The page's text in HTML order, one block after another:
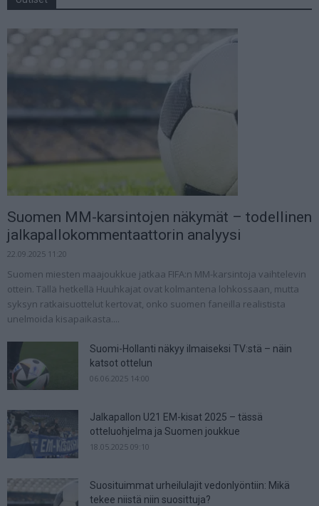
Suomen MM-karsintojen näkymät – todellinen
jalkapallokommentaattorin analyysi
22.09.2025 11:20
Suomen miesten maajoukkue jatkaa FIFA:n MM-karsintoja vaihtelevin
ottein. Tällä hetkellä Huuhkajat ovat kolmantena lohkossaan, mutta
syksyn ratkaisuottelut kertovat, onko suomen faneilla realistista
unelmoida kisapaikasta....
Suomi-Hollanti näkyy ilmaiseksi TV:stä – näin
katsot ottelun
06.06.2025 14:00
Jalkapallon U21 EM-kisat 2025 – tässä
otteluohjelma ja Suomen joukkue
18.05.2025 09:10
Suosituimmat urheilulajit vedonlyöntiin: Mikä
tekee niistä niin suosittuja?